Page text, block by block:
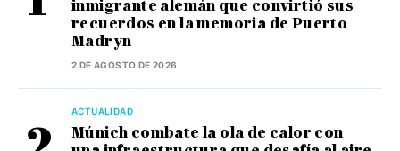
inmigrante alemán que convirtió sus
recuerdos en la memoria de Puerto
Madryn
2 DE AGOSTO DE 2026
ACTUALIDAD
Múnich combate la ola de calor con